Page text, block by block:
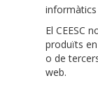
El CEESC
produïts
o de
web.